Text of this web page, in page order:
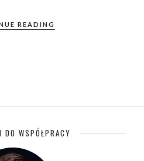
READING
DO WSPÓŁPRACY